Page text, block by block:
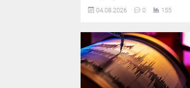
yaralanan personelin
edildiğini açıkladı.
04.08.2026 0 155